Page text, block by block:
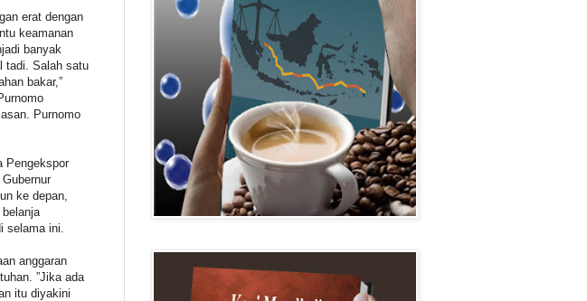
erat dengan
keamanan
banyak
tadi. Salah satu
bakar,”
Purnomo
Pengekspor
ke depan,
selama ini.
anggaran
”Jika ada
itu diyakini